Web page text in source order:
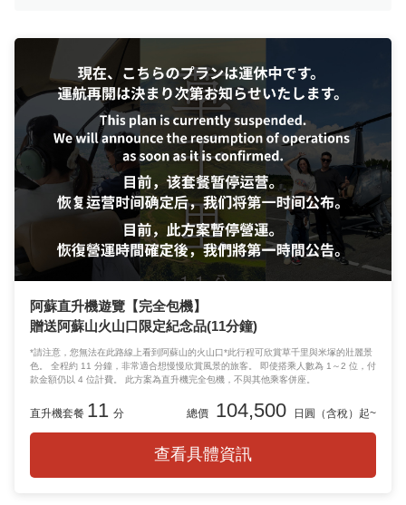
阿蘇直升機遊覽【完全包機】
贈送阿蘇山火山口限定紀念品(11分鐘)
*請注意，您無法在此路線上看到阿蘇山的火山口*此行程可欣賞草千里與米塚的壯麗景
色。 全程約 11 分鐘，非常適合想慢慢欣賞風景的旅客。 即使搭乘人數為 1～2 位，付
款金額仍以 4 位計費。 此方案為直升機完全包機，不與其他乘客併座。
直升機套餐 11 分 總價 104,500 日圓（含稅）起~
查看具體資訊